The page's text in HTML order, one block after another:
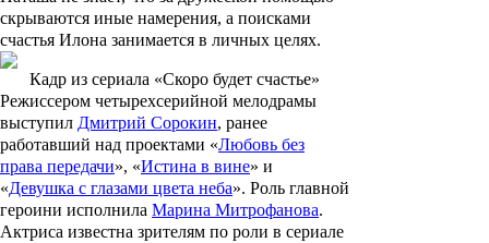
скрываются иные намерения, а поисками
счастья Илона занимается в личных целях.
Кадр из сериала «Скоро будет счастье»
Режиссером четырехсерийной мелодрамы
выступил Дмитрий Сорокин, ранее
работавший над проектами «Любовь без
права передачи», «Истина в вине» и
«Девушка с глазами цвета неба». Роль главной
героини исполнила Марина Митрофанова.
Актриса известна зрителям по роли в сериале